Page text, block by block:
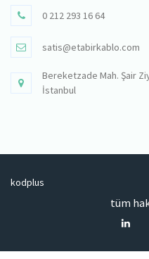
0 212 293 16 64
satis@etabirkablo.com
Bereketzade Mah. Şair
İstanbul
kodplus
tüm